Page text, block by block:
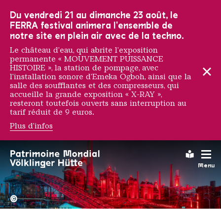
Menu
Mick la Rock
La Völklinger Hütte
Copyright:
©
Du vendredi 21 au dimanche 23 août, le
FERRA festival animera l'ensemble de
notre site en plein air avec de la techno.
Le château d'eau, qui abrite l'exposition
permanente « MOUVEMENT PUISSANCE
HISTOIRE », la station de pompage, avec
l'installation sonore d'Emeka Ogboh, ainsi que la
salle des soufflantes et des compresseurs, qui
accueille la grande exposition « X-RAY »,
resteront toutefois ouverts sans interruption au
tarif réduit de 9 euros.
Plus d'infos